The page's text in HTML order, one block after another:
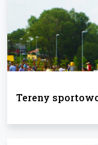
Tereny